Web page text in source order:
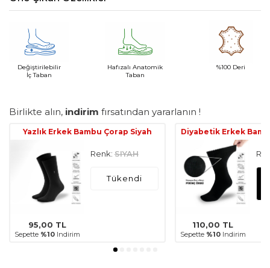
Değiştirilebilir
İç Taban
Hafızalı Anatomik
Taban
%100 Deri
Birlikte alın, indirim fırsatından yararlanın !
Yazlık Erkek Bambu Çorap Siyah
95,00 TL
Sepette %10Indirim
Renk: SIYAH
Tükendi
Diyabetik Erkek
110,00 TL
Sepette %10Indirim